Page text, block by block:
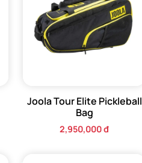
Joola Tour Elite Pickleball
Bag
2,950,000 đ